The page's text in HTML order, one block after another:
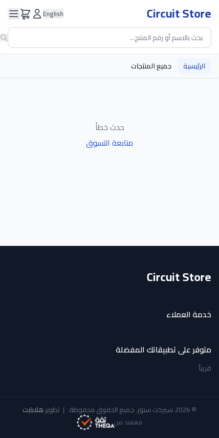
Circuit Store
English
الرئيسية جميع المنتجات
حدث خطأ
متابعة التسوق
Circuit Store
خدمة العملاء
متوفر على تطبيقاتك المفضلة
قريباً
© 2026 سيركت ستور. جميع الحقوق محفوظة. | تطويرهلابايت
معتمد من